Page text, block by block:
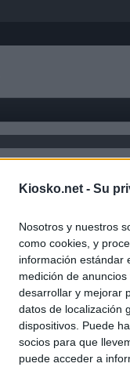
Kiosko.net - Su
Nosotros y nuestros
como cookies, y
información estándar
medición de
desarrollar y mejorar
datos de localización
dispositivos. Puede
socios para que
puede acceder a